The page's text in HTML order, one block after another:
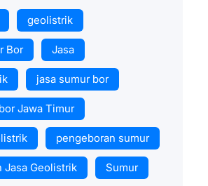
geolistrik
Bor Jasa
jasa sumur bor
Jawa Timur
pengeboran sumur
Jasa Geolistrik Sumur